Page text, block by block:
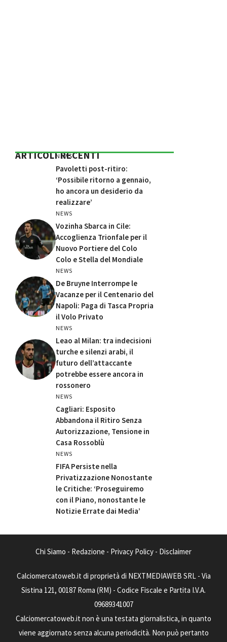
ARTICOLI RECENTI
NEWS
Pavoletti post-ritiro:
‘Possibile ritorno a gennaio,
ho ancora un desiderio da
realizzare’
NEWS
Vozinha Sbarca in Cile:
Accoglienza Trionfale per il
Nuovo Portiere del Colo
Colo e Stella del Mondiale
NEWS
De Bruyne Interrompe le
Vacanze per il Centenario del
Napoli: Paga di Tasca Propria
il Volo Privato
NEWS
Leao al Milan: tra indecisioni
turche e silenzi arabi, il
futuro dell’attaccante
potrebbe essere ancora in
rossonero
NEWS
Cagliari: Esposito
Abbandona il Ritiro Senza
Autorizzazione, Tensione in
Casa Rossoblù
NEWS
FIFA Persiste nella
Privatizzazione Nonostante
le Critiche: ‘Proseguiremo
con il Piano, nonostante le
Notizie Errate dai Media’
Chi Siamo - Redazione - Privacy Policy - Disclaimer
Calciomercatoweb.it di proprietà di NEXTMEDIAWEB SRL - Via
Sistina 121, 00187 Roma (RM) - Codice Fiscale e Partita I.V.A.
09689341007
Calciomercatoweb.it non è una testata giornalistica, in quanto
viene aggiornato senza alcuna periodicità. Non può pertanto